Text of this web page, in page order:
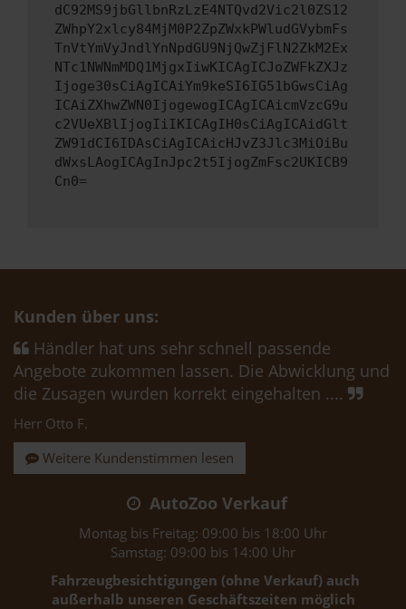
dC92MS9jbGllbnRzLzE4NTQvd2Vic2l0ZS12
ZWhpY2xlcy84MjM0P2ZpZWxkPWludGVybmFs
TnVtYmVyJndlYnNpdGU9NjQwZjFlN2ZkM2Ex
NTc1NWNmMDQ1MjgxIiwKICAgICJoZWFkZXJz
Ijoge30sCiAgICAiYm9keSI6IG51bGwsCiAg
ICAiZXhwZWN0IjogewogICAgICAicmVzcG9u
c2VUeXBlIjogIiIKICAgIH0sCiAgICAidGlt
ZW91dCI6IDAsCiAgICAicHJvZ3Jlc3MiOiBu
dWxsLAogICAgInJpc2t5IjogZmFsc2UKICB9
Cn0=
Kunden über uns:
Händler hat uns sehr schnell passende
Angebote zukommen lassen. Die Abwicklung und
die Zusagen wurden korrekt eingehalten ....
Herr Otto F.
Weitere Kundenstimmen lesen
AutoZoo Verkauf
Montag bis Freitag: 09:00 bis 18:00 Uhr
Samstag: 09:00 bis 14:00 Uhr
Fahrzeugbesichtigungen (ohne Verkauf) auch
außerhalb unseren Geschäftszeiten möglich